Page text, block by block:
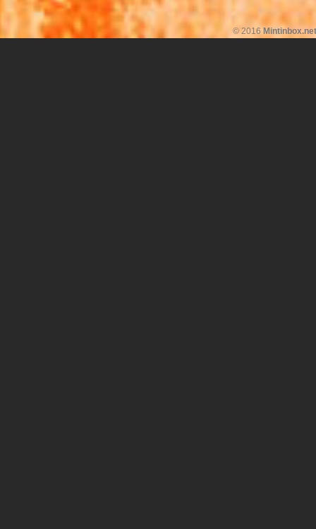
© 2016 Mintinbox.net